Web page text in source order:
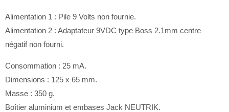
Alimentation 1 : Pile 9 Volts non fournie.
Alimentation 2 : Adaptateur 9VDC type Boss 2.1mm centre
négatif non fourni.
Consommation : 25 mA.
Dimensions : 125 x 65 mm.
Masse : 350 g.
Boîtier aluminium et embases Jack NEUTRIK.